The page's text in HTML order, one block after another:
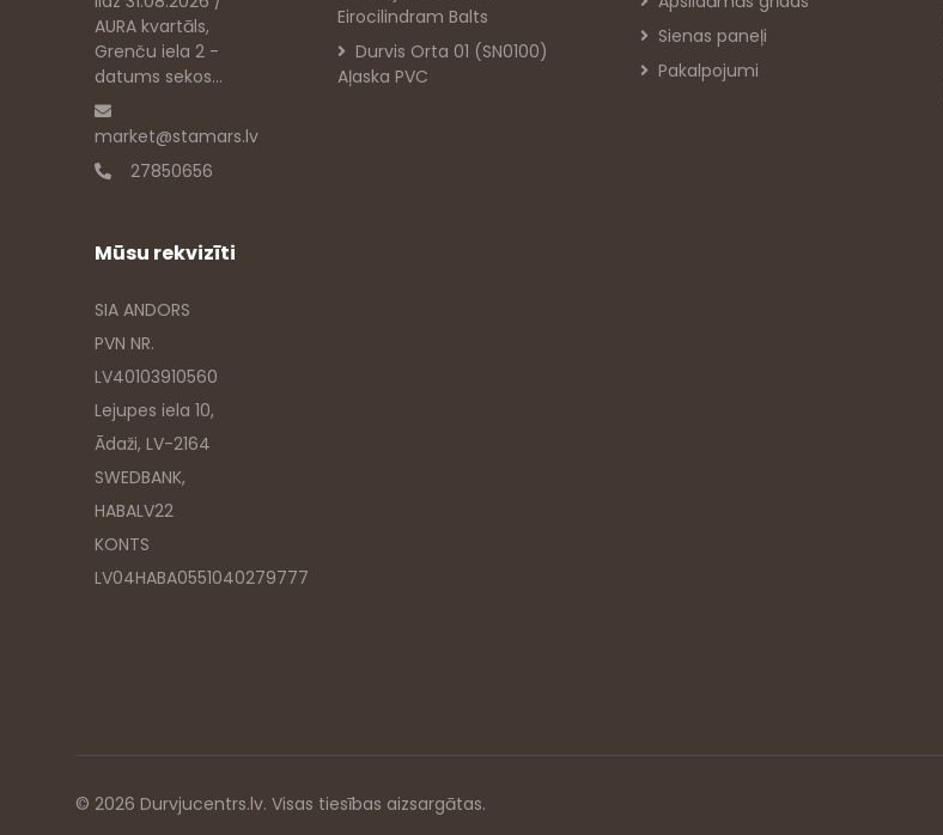
AURA kvartāls,
Grenču iela 2 -
datums sekos...
market@stamars.lv
27850656
Mūsu rekvizīti
SIA ANDORS
PVN NR.
LV40103910560
Lejupes iela 10,
Ādaži, LV-2164
SWEDBANK,
HABALV22
KONTS
LV04HABA0551040279777
Eirocilindram Balts
Durvis Orta 01 (SN0100)
Aļaska PVC
Sienas paneļi
Pakalpojumi
© 2026 Durvjucentrs.lv. Visas tiesības aizsargātas.